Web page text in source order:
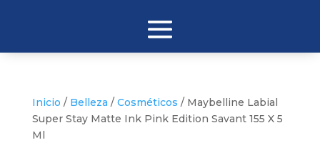
Inicio / Belleza / Cosméticos / Maybelline Labial
Super Stay Matte Ink Pink Edition Savant 155 X 5
Ml